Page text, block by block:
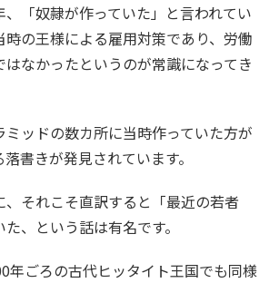
、「奴隷が作っていた」と言われてい
時の王様による雇用対策であり、労働
なかったというのが常識になってき
ミッドの数カ所に当時作っていた方が
書きが発見されています。
、それこそ直訳すると「最近の若者
、という話は有名です。
年ごろの古代ヒッタイト王国でも同様